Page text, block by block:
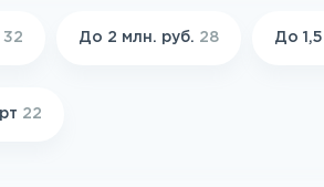
32 До 2 млн. руб. 28 До
22